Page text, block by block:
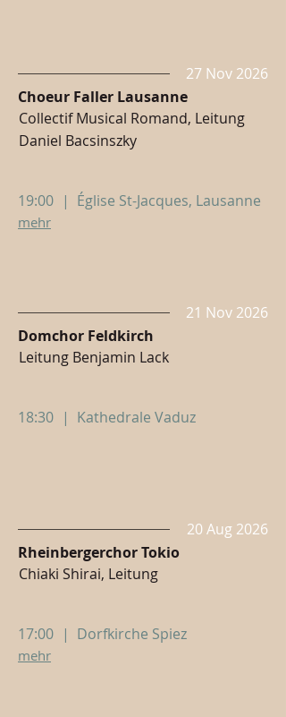
27 Nov 2026
Choeur Faller Lausanne
Collectif Musical Romand, Leitung
Daniel Bacsinszky
19:00 | Église St-Jacques, Lausanne
mehr
21 Nov 2026
Domchor Feldkirch
Leitung Benjamin Lack
18:30 | Kathedrale Vaduz
20 Aug 2026
Rheinbergerchor Tokio
Chiaki Shirai, Leitung
17:00 | Dorfkirche Spiez
mehr